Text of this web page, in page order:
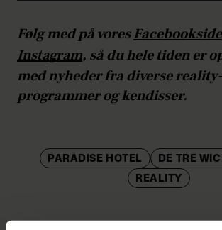
Følg med på voresFacebookside
Instagram, så du hele tiden er
med nyheder fra diverse reality-
programmer og kendisser.
PARADISE HOTEL
DE TRE
REALITY